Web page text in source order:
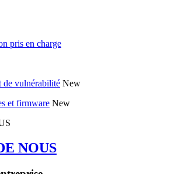
pris en charge
de vulnérabilité New
et firmware New
NOUS